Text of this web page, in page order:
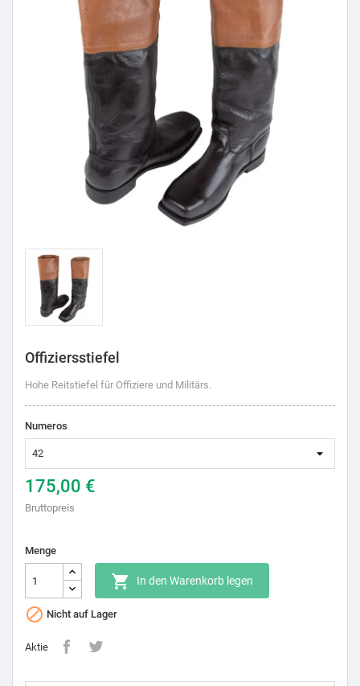
Offiziersstiefel
Hohe Reitstiefel für Offiziere und Militärs.
Numeros
175,00 €
Bruttopreis
Menge
 In den Warenkorb legen
 Nicht auf Lager
Aktie